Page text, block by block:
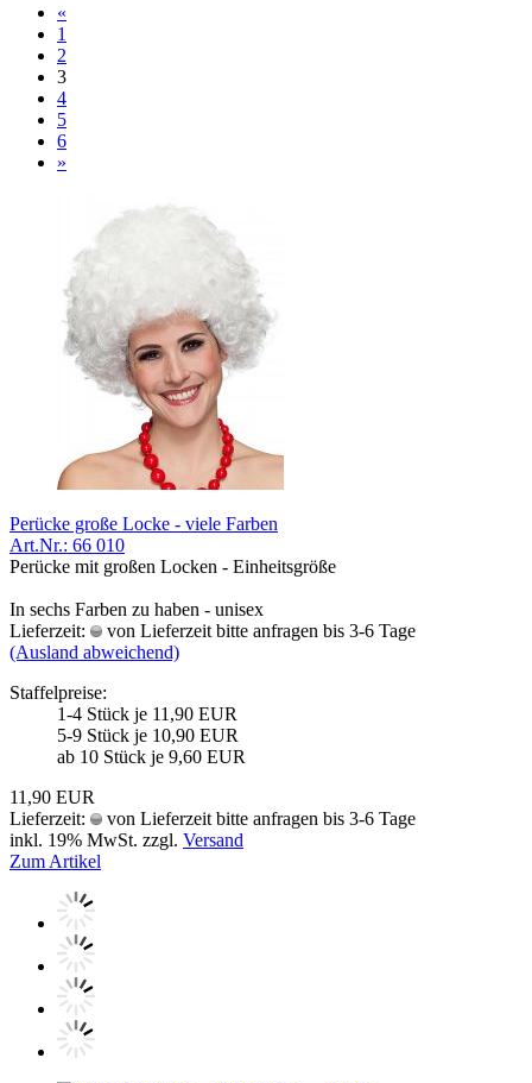
«
1
2
3
4
5
6
»
Perücke große Locke - viele Farben
Art.Nr.: 66 010
Perücke mit großen Locken - Einheitsgröße
In sechs Farben zu haben - unisex
Lieferzeit:
von Lieferzeit bitte anfragen bis 3-6 Tage
(Ausland abweichend)
Staffelpreise:
1-4 Stück je 11,90 EUR
5-9 Stück je 10,90 EUR
ab 10 Stück je 9,60 EUR
11,90 EUR
Lieferzeit:
von Lieferzeit bitte anfragen bis 3-6 Tage
inkl. 19% MwSt. zzgl. Versand
Zum Artikel